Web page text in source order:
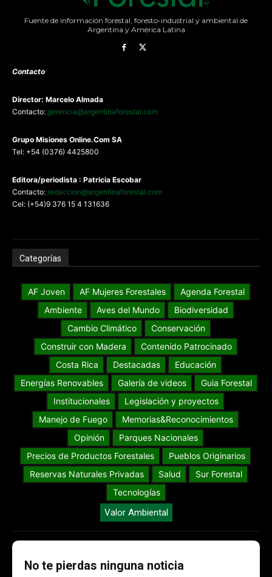
Fuente de información forestal, foresto-industrial y ambiental de
Argentina y América Latina
Contacto
Director: Marcelo Almada
Contacto: gerencia@argentinaforestal.com
Grupo Misiones Online.Com SA
Tel: +54 (0376) 4425800
Editora/periodista : Patricia Escobar
Contacto: redaccion@argentinaforestal.com
Cel: (+54)9 376 15 4 131636
Categorías
AF Joven AF Mujeres Forestales
Agenda Forestal
Ambiente
Aves del Mundo
Biodiversidad
Cambio Climático
Conservación
Construir con Madera
Contenido Patrocinado
Costa Rica
Destacadas
Educación
Energías Renovables
Galería de videos
Guia Forestal
Institucionales
Legislación y proyectos
Manejo de Fuego
Memorias&Reconocimientos
Opinión
Parques Nacionales
Precios de Productos Forestales
Pueblos Originarios
Reservas Naturales Privadas
Salud
Sur Forestal
Tecnologías
Valor Ambiental
No te pierdas ninguna noticia